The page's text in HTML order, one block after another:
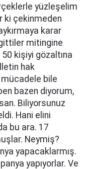
yüzleşelim
ki çekinmeden
karar
mitingine
kişiyi gözaltına
hak
bile
bazen diyorum,
Biliyorsunuz
Hani elini
bu ara. 17
Neymiş?
yapacaklarmış.
yapıyorlar. Ve